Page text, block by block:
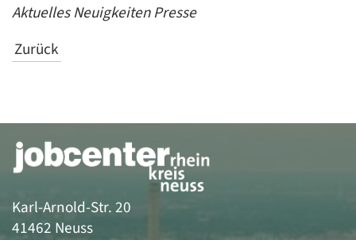
Aktuelles Neuigkeiten Presse
Zurück
Karl-Arnold-Str. 20
41462 Neuss